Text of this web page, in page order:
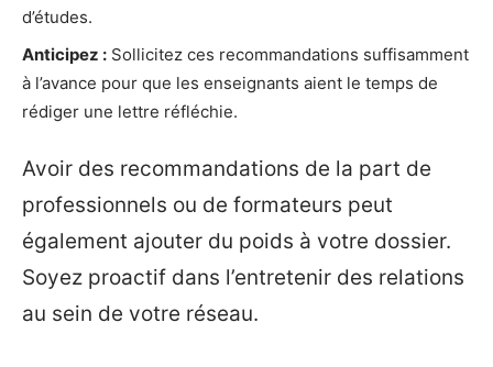
d’études.
Anticipez : Sollicitez ces recommandations suffisamment
à l’avance pour que les enseignants aient le temps de
rédiger une lettre réfléchie.
Avoir des recommandations de la part de
professionnels ou de formateurs peut
également ajouter du poids à votre dossier.
Soyez proactif dans l’entretenir des relations
au sein de votre réseau.